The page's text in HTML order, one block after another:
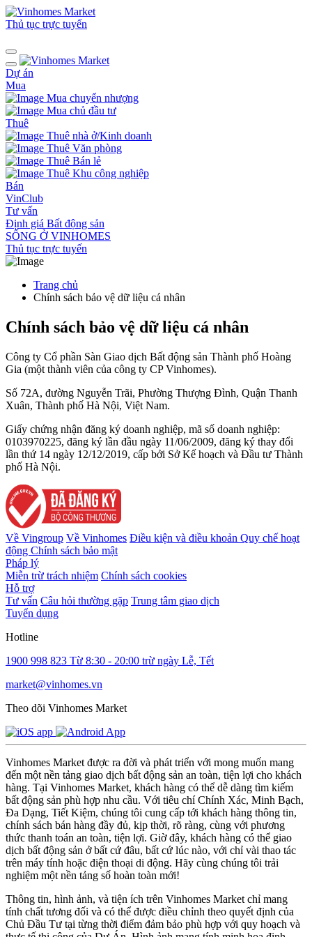
Thủ tục trực tuyến
Dự án
Mua
Mua chuyển nhượng
Mua chủ đầu tư
Thuê
Thuê nhà ở/Kinh doanh
Thuê Văn phòng
Thuê Bán lẻ
Thuê Khu công nghiệp
Bán
VinClub
Tư vấn
Định giá Bất động sản
SỐNG Ở VINHOMES
Thủ tục trực tuyến
Trang chủ
Chính sách bảo vệ dữ liệu cá nhân
Chính sách bảo vệ dữ liệu cá nhân
Công ty Cổ phần Sàn Giao dịch Bất động sản Thành phố Hoàng
Gia (một thành viên của công ty CP Vinhomes).
Số 72A, đường Nguyễn Trãi, Phường Thượng Đình, Quận Thanh
Xuân, Thành phố Hà Nội, Việt Nam.
Giấy chứng nhận đăng ký doanh nghiệp, mã số doanh nghiệp:
0103970225, đăng ký lần đầu ngày 11/06/2009, đăng ký thay đổi
lần thứ 14 ngày 12/12/2019, cấp bởi Sở Kế hoạch và Đầu tư Thành
phố Hà Nội.
Về Vingroup Về Vinhomes Điều kiện và điều khoản Quy chế hoạt
động Chính sách bảo mật
Pháp lý
Miễn trừ trách nhiệm Chính sách cookies
Hỗ trợ
Tư vấn Câu hỏi thường gặp Trung tâm giao dịch
Tuyển dụng
Hotline
1900 998 823 Từ 8:30 - 20:00 trừ ngày Lễ, Tết
market@vinhomes.vn
Theo dõi Vinhomes Market
Vinhomes Market được ra đời và phát triển với mong muốn mang
đến một nền tảng giao dịch bất động sản an toàn, tiện lợi cho khách
hàng. Tại Vinhomes Market, khách hàng có thể dễ dàng tìm kiếm
bất động sản phù hợp nhu cầu. Với tiêu chí Chính Xác, Minh Bạch,
Đa Dạng, Tiết Kiệm, chúng tôi cung cấp tới khách hàng thông tin,
chính sách bán hàng đầy đủ, kịp thời, rõ ràng, cùng với phương
thức thanh toán an toàn, tiện lợi. Giờ đây, khách hàng có thể giao
dịch bất động sản ở bất cứ đâu, bất cứ lúc nào, với chỉ vài thao tác
trên máy tính hoặc điện thoại di động. Hãy cùng chúng tôi trải
nghiệm một nền tảng số hoàn toàn mới!
Thông tin, hình ảnh, và tiện ích trên Vinhomes Market chỉ mang
tính chất tương đối và có thể được điều chỉnh theo quyết định của
Chủ Đầu Tư tại từng thời điểm đảm bảo phù hợp với quy hoạch và